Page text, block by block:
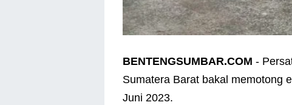
BENTENGSUMBAR.COM -
Sumatera Barat bakal memotong
Juni 2023.